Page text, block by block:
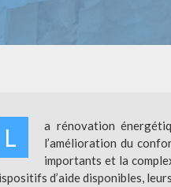
L
a rénovation
l’amélioration du
importants et la
d’aide disponibles,